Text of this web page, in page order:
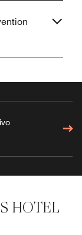
HOTEL